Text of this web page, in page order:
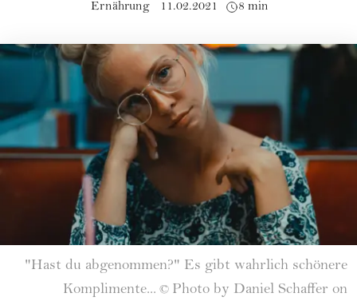
Ernährung 11.02.2021 8 min
"Hast du abgenommen?" Es gibt wahrlich schönere
Komplimente... © Photo by Daniel Schaffer on